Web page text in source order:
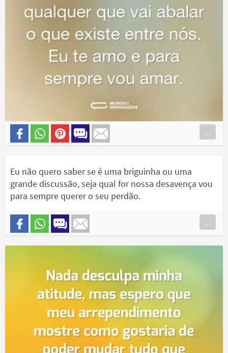
...
Eu não quero saber se é uma briguinha ou uma
grande discussão, seja qual for nossa desavença vou
para sempre querer o seu perdão.
...